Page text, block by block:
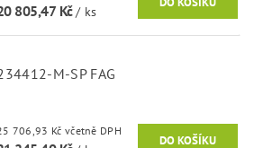
805,47 Kč/ ks
M-SP FAG
25 706,93 Kč včetně DPH